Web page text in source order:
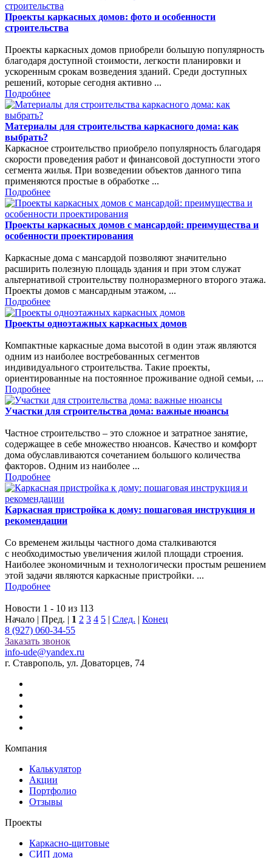
Проекты каркасных домов: фото и особенности
строительства
Проекты каркасных домов приобрели большую популярность
благодаря доступной стоимости, легкости планировки и
ускоренным срокам возведения зданий. Среди доступных
решений, которые сегодня активно ...
Подробнее
Материалы для строительства каркасного дома: как
выбрать?
Каркасное строительство приобрело популярность благодаря
скорости проведения работ и финансовой доступности этого
сегмента жилья. При возведении объектов данного типа
применяются простые в обработке ...
Подробнее
Проекты каркасных домов с мансардой: преимущества и
особенности проектирования
Каркасные дома с мансардой позволяют значительно
расширить полезную площадь здания и при этом служат
альтернативой строительству полноразмерного второго этажа.
Проекты домов с мансардным этажом, ...
Подробнее
Проекты одноэтажных каркасных домов
Компактные каркасные дома высотой в один этаж являются
одним из наиболее востребованных сегментов
индивидуального строительства. Такие проекты,
ориентированные на постоянное проживание одной семьи, ...
Подробнее
Участки для строительства дома: важные нюансы
Частное строительство – это сложное и затратное занятие,
содержащее в себе множество нюансов. Качество и комфорт
дома обуславливаются сочетанием большого количества
факторов. Одним из наиболее ...
Подробнее
Каркасная пристройка к дому: пошаговая инструкция и
рекомендации
Со временем жильцы частного дома сталкиваются
с необходимостью увеличения жилой площади строения.
Наиболее экономичным и технологически простым решением
этой задачи являются каркасные пристройки. ...
Подробнее
Новости 1 - 10 из 113
Начало | Пред. | 1 2 3 4 5 | След. | Конец
8 (927) 060-34-55
Заказать звонок
info-ude@yandex.ru
г. Ставрополь, ул. Доваторцев, 74
Компания
Калькулятор
Акции
Портфолио
Отзывы
Проекты
Каркасно-щитовые
СИП дома